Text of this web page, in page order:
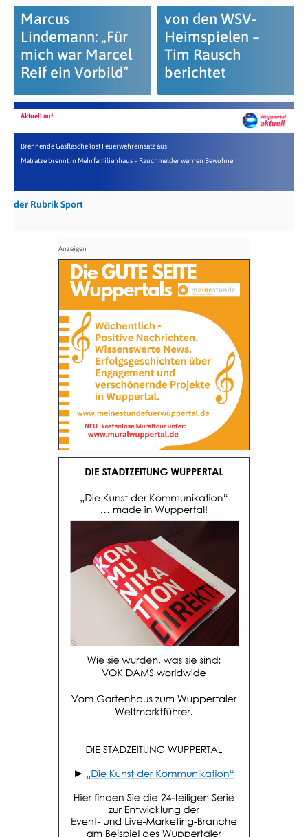
Marcus
Lindemann: „Für
mich war Marcel
Reif ein Vorbild“
von den WSV-
Heimspielen –
Tim Rausch
berichtet
Aktuell auf
Brennende Gasflasche löst Feuerwehreinsatz aus
Matratze brennt in Mehrfamilienhaus – Rauchmelder warnen Bewohner
der Rubrik Sport